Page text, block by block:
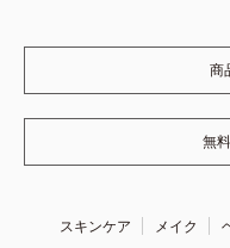
商
無
スキンケア メイク